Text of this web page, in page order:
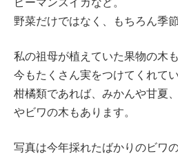
ピーマンスイカなど。
野菜だけではなく、もちろん季
私の祖母が植えていた果物の木
今もたくさん実をつけてくれてい
柑橘類であれば、みかんや甘夏
やビワの木もあります。
写真は今年採れたばかりのビワの